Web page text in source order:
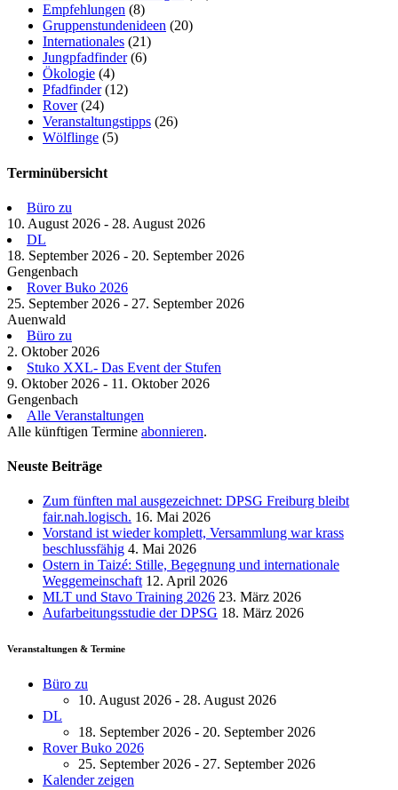
Empfehlungen (8)
Gruppenstundenideen (20)
Internationales (21)
Jungpfadfinder(6)
Ökologie (4)
Pfadfinder(12)
Rover(24)
Veranstaltungstipps (26)
Wölflinge (5)
Terminübersicht
Büro zu
10. August 2026 - 28. August 2026
DL
18. September 2026 - 20. September 2026
Gengenbach
Rover Buko 2026
25. September 2026 - 27. September 2026
Auenwald
Büro zu
2. Oktober 2026
Stuko XXL- Das Event der Stufen
9. Oktober 2026 - 11. Oktober 2026
Gengenbach
Alle Veranstaltungen
Alle künftigen Termine abonnieren.
Neuste Beiträge
Zum fünften mal ausgezeichnet: DPSG Freiburg bleibt
fair.nah.logisch. 16. Mai 2026
Vorstand ist wieder komplett, Versammlung war krass
beschlussfähig 4. Mai 2026
Ostern in Taizé: Stille, Begegnung und internationale
Weggemeinschaft 12. April 2026
MLT und Stavo Training 2026 23. März 2026
Aufarbeitungsstudie der DPSG 18. März 2026
Veranstaltungen & Termine
Büro zu
10. August 2026 - 28. August 2026
DL
18. September 2026 - 20. September 2026
Rover Buko 2026
25. September 2026 - 27. September 2026
Kalender zeigen